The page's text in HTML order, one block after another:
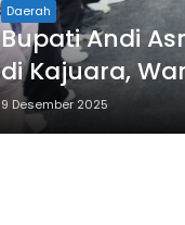
Daerah
Bupati Andi
di Kajuara,
9 Desember 2025